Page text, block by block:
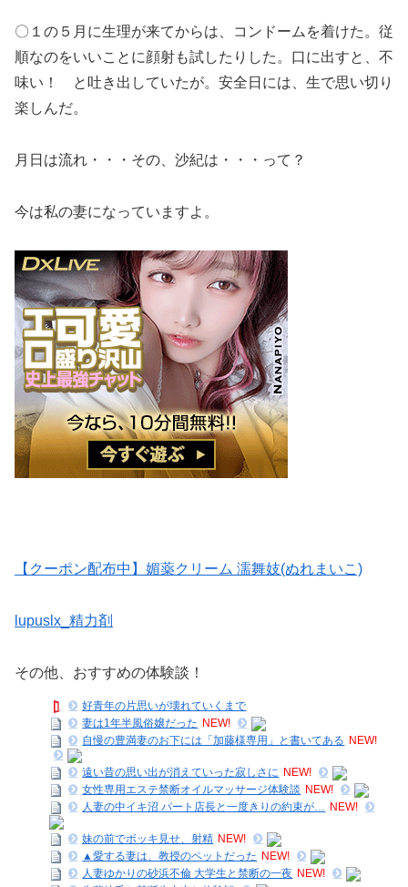
〇１の５月に生理が来てからは、コンドームを着けた。従
順なのをいいことに顔射も試したりした。口に出すと、不
味い！ と吐き出していたが。安全日には、生で思い切り
楽しんだ。
月日は流れ・・・その、沙紀は・・・って？
今は私の妻になっていますよ。
【クーポン配布中】媚薬クリーム 濡舞妓(ぬれまいこ)
lupuslx_精力剤
その他、おすすめの体験談！
好青年の片思いが壊れていくまで
妻は1年半風俗嬢だった NEW!
自慢の豊満妻のお下には「加藤様専用」と書いてある NEW!
遠い昔の思い出が消えていった寂しさに NEW!
女性専用エステ禁断オイルマッサージ体験談 NEW!
人妻の中イキ沼 パート店長と一度きりの約束が… NEW!
妹の前でボッキ見せ、射精 NEW!
▲愛する妻は、教授のペットだった NEW!
人妻ゆかりの砂浜不倫 大学生と禁断の一夜 NEW!